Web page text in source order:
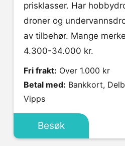
prisklasser. Har
droner og
av tilbehør. Mange
4.300-34.000 kr.
Fri frakt: Over 1.000 kr
Betal med:
Vipps
Besøk